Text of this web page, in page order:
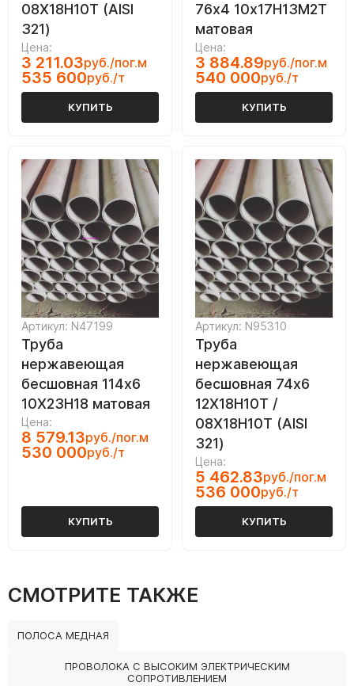
08Х18Н10Т (AISI
321)
Цена:
3 211.03руб./пог.м
535 600руб./т
КУПИТЬ
76х4 10х17Н13М2Т
матовая
Цена:
3 884.89руб./пог.м
540 000руб./т
КУПИТЬ
Артикул: N47199
Труба
нержавеющая
бесшовная 114х6
10Х23Н18 матовая
Цена:
8 579.13руб./пог.м
530 000руб./т
КУПИТЬ
Артикул: N95310
Труба
нержавеющая
бесшовная 74х6
12Х18Н10Т /
08Х18Н10Т (AISI
321)
Цена:
5 462.83руб./пог.м
536 000руб./т
КУПИТЬ
СМОТРИТЕ ТАКЖЕ
ПОЛОСА МЕДНАЯ
ПРОВОЛОКА С ВЫСОКИМ ЭЛЕКТРИЧЕСКИМ
СОПРОТИВЛЕНИЕМ